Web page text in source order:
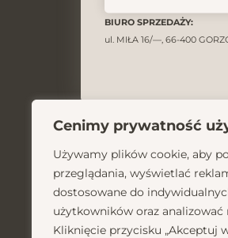
Cenimy prywatność
Używamy plików cookie, aby
przeglądania, wyświetlać
dostosowane do
użytkowników oraz analizować
Kliknięcie przycisku „Akceptuj
BIURO SPRZEDAŻY:
ul. MIŁA 16/—, 66-400
PROPERTUM DUO sp. z o.o.
ul. MIŁA 16/—, 66-400 GORZÓW
KRS: 0000969006 / NIP:
FACEBOOKINSTAGRAM